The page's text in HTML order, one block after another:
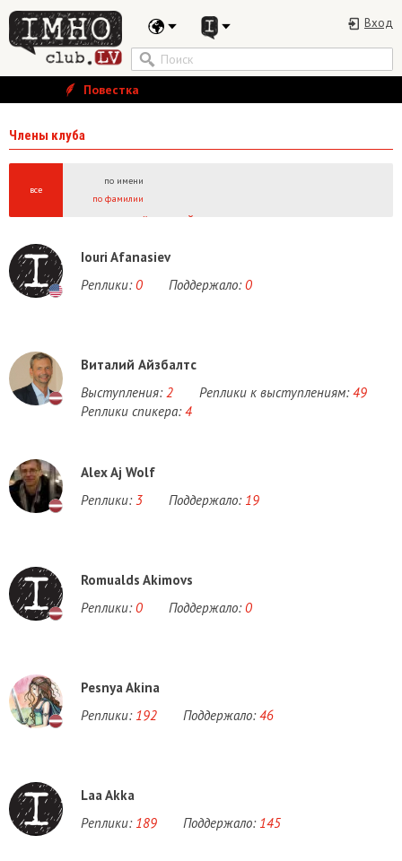
Вход
Повестка
Члены клуба
все
по имени
по фамилии
Ё Й
Iouri Afanasiev
Реплики: 0 Поддержало: 0
Виталий Айзбалтс
Выступления: 2 Реплики к выступлениям: 49
Реплики спикера: 4
Alex Aj Wolf
Реплики: 3 Поддержало: 19
Romualds Akimovs
Реплики: 0 Поддержало: 0
Pesnya Akina
Реплики: 192 Поддержало: 46
Laa Akka
Реплики: 189 Поддержало: 145